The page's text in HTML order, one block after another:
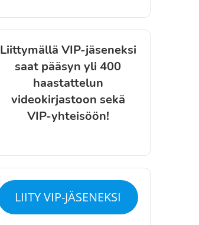
Liittymällä VIP-jäseneksi
saat pääsyn yli 400
haastattelun
videokirjastoon sekä
VIP-yhteisöön!
LIITY VIP-JÄSENEKSI